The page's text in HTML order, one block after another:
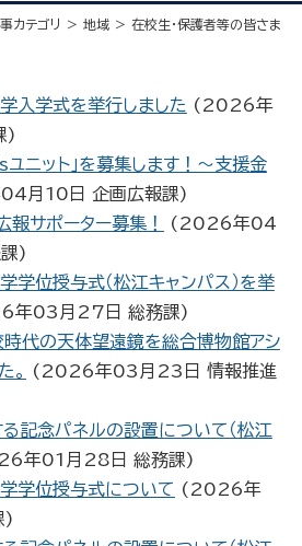
カテゴリ 地域 在校生・保護者等の皆さま
入学式を挙行しました ( 2026年
)
ユニット」を募集します！～支援金
月10日 企画広報課)
サポーター募集！
( 2026年04
)
学位授与式（松江キャンパス）を挙
年03月27日 総務課)
時代の天体望遠鏡を総合博物館アシ
。
( 2026年03月23日 情報推進
記念パネルの設置について（松江
年01月28日 総務課)
学位授与式について ( 2026年
)